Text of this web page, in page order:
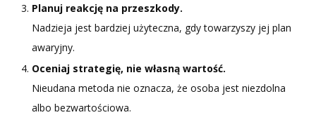
Planuj reakcję na przeszkody.
Nadzieja jest bardziej użyteczna, gdy towarzyszy jej plan
awaryjny.
Oceniaj strategię, nie własną wartość.
Nieudana metoda nie oznacza, że osoba jest niezdolna
albo bezwartościowa.